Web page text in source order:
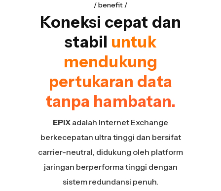
benefit
Koneksi cepat dan
stabil untuk
mendukung
pertukaran data
tanpa hambatan.
EPIX adalah Internet Exchange
berkecepatan ultra tinggi dan bersifat
carrier-neutral, didukung oleh platform
jaringan berperforma tinggi dengan
sistem redundansi penuh.